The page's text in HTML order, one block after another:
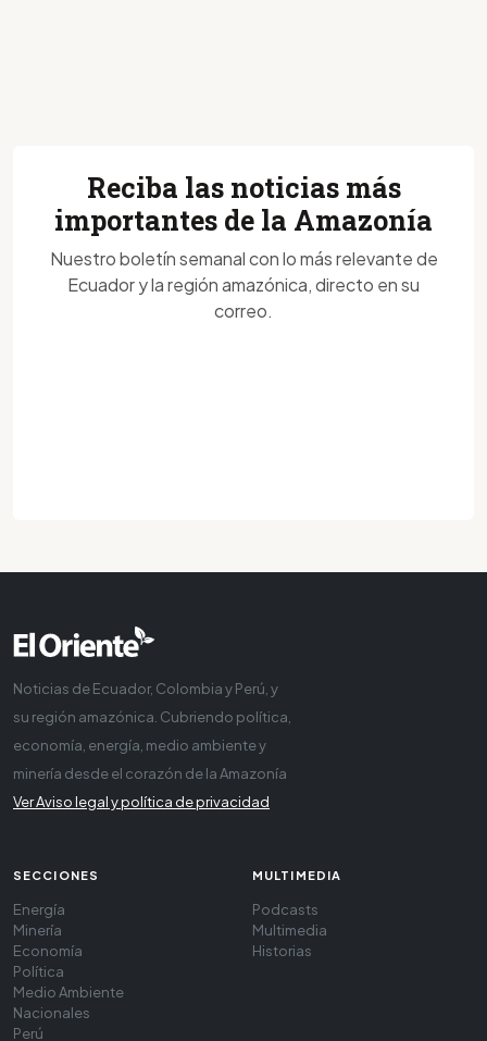
Reciba las noticias más
importantes de la Amazonía
Nuestro boletín semanal con lo más relevante de
Ecuador y la región amazónica, directo en su
correo.
Noticias de Ecuador, Colombia y Perú, y
su región amazónica. Cubriendo política,
economía, energía, medio ambiente y
minería desde el corazón de la Amazonía
Ver Aviso legal y política de privacidad
SECCIONES
Energía
Minería
Economía
Política
Medio Ambiente
Nacionales
Perú
MULTIMEDIA
Podcasts
Multimedia
Historias